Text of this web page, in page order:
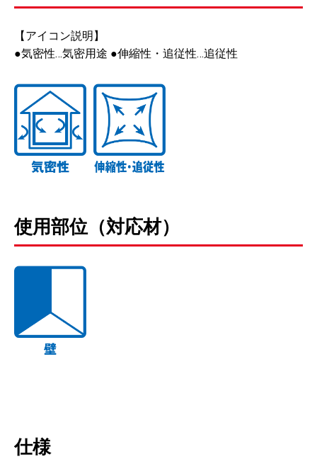
【アイコン説明】
●気密性…気密用途 ●伸縮性・追従性…追従性
使用部位（対応材）
仕様